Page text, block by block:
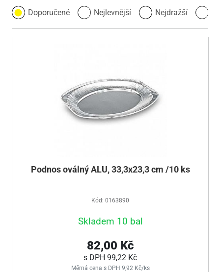
Doporučené Nejlevnější Nejdražší
Podnos oválný ALU, 33,3x23,3 cm /10 ks
Kód: 0163890
Skladem 10 bal
82,00 Kč
s DPH 99,22 Kč
Měrná cena s DPH 9,92 Kč/ks